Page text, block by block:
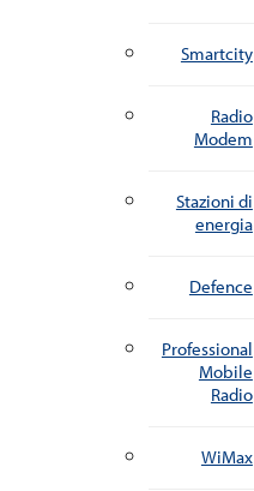
Smartcity
Radio
Modem
Stazioni di
energia
Defence
Professional
Mobile
Radio
WiMax